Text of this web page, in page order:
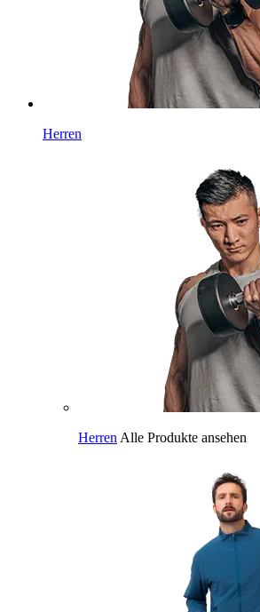
Herren
Herren Alle Produkte ansehen